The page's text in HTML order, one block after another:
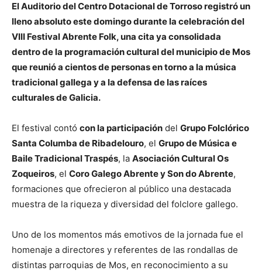
El Auditorio del Centro Dotacional de Torroso registró un
lleno absoluto este domingo durante la celebración del
VIII Festival Abrente Folk, una cita ya consolidada
dentro de la programación cultural del municipio de Mos
que reunió a cientos de personas en torno a la música
tradicional gallega y a la defensa de las raíces
culturales de Galicia.
El festival contó con la participación del Grupo Folclórico
Santa Columba de Ribadelouro, el Grupo de Música e
Baile Tradicional Traspés, la Asociación Cultural Os
Zoqueiros, el Coro Galego Abrente y Son do Abrente,
formaciones que ofrecieron al público una destacada
muestra de la riqueza y diversidad del folclore gallego.
Uno de los momentos más emotivos de la jornada fue el
homenaje a directores y referentes de las rondallas de
distintas parroquias de Mos, en reconocimiento a su